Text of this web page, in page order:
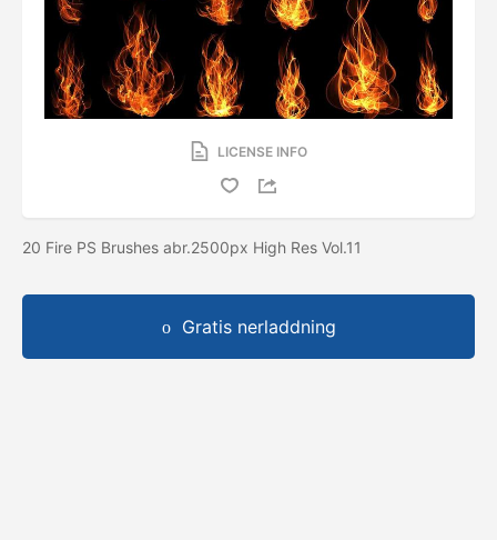
LICENSE INFO
20 Fire PS Brushes abr.2500px High Res Vol.11
Gratis nerladdning